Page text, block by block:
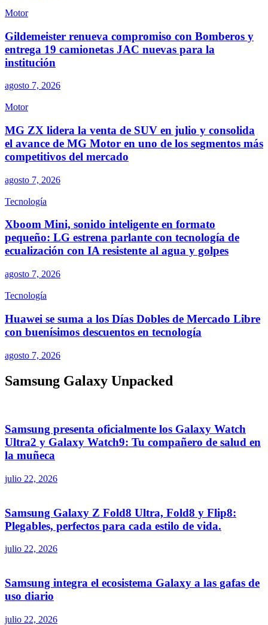
Motor
Gildemeister renueva compromiso con Bomberos y
entrega 19 camionetas JAC nuevas para la
institución
agosto 7, 2026
Motor
MG ZX lidera la venta de SUV en julio y consolida
el avance de MG Motor en uno de los segmentos más
competitivos del mercado
agosto 7, 2026
Tecnología
Xboom Mini, sonido inteligente en formato
pequeño: LG estrena parlante con tecnología de
ecualización con IA resistente al agua y golpes
agosto 7, 2026
Tecnología
Huawei se suma a los Días Dobles de Mercado Libre
con buenísimos descuentos en tecnología
agosto 7, 2026
Samsung Galaxy Unpacked
Samsung presenta oficialmente los Galaxy Watch
Ultra2 y Galaxy Watch9: Tu compañero de salud en
la muñeca
julio 22, 2026
Samsung Galaxy Z Fold8 Ultra, Fold8 y Flip8:
Plegables, perfectos para cada estilo de vida.
julio 22, 2026
Samsung integra el ecosistema Galaxy a las gafas de
uso diario
julio 22, 2026